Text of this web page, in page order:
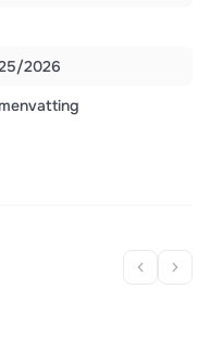
2026